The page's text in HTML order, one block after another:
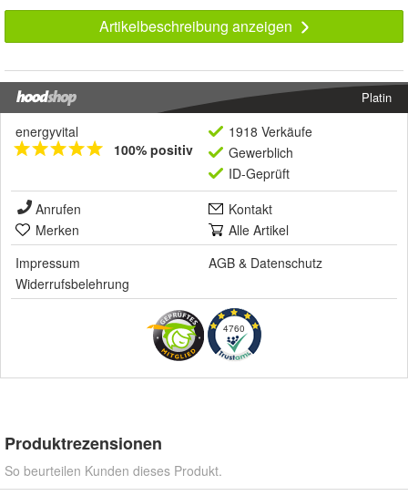
Artikelbeschreibung anzeigen
Platin
energyvital
100% positiv
1918 Verkäufe
Gewerblich
ID-Geprüft
Anrufen
Kontakt
Merken
Alle Artikel
Impressum
AGB & Datenschutz
Widerrufsbelehrung
4760
Produktrezensionen
So beurteilen Kunden dieses Produkt.